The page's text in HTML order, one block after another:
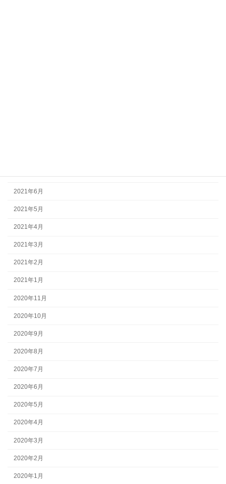
2021年6月
2021年5月
2021年4月
2021年3月
2021年2月
2021年1月
2020年11月
2020年10月
2020年9月
2020年8月
2020年7月
2020年6月
2020年5月
2020年4月
2020年3月
2020年2月
2020年1月